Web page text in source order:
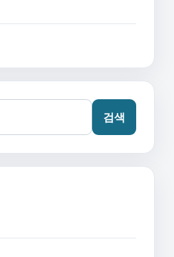
검색